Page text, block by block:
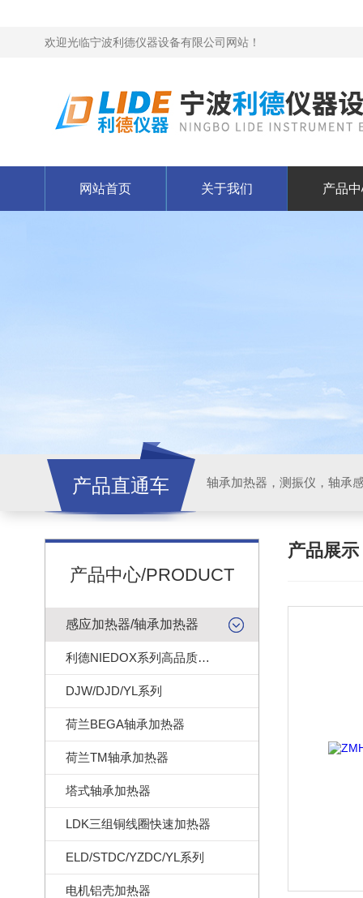
欢迎光临宁波利德仪器设备有限公司网站！
网站首页 关于我们 产品
产品直通车 轴承加热器，测振仪，轴承
产品中心/PRODUCT
感应加热器/轴承加热器
利德NIEDOX系列高品质轴承加热器
DJW/DJD/YL系列
荷兰BEGA轴承加热器
荷兰TM轴承加热器
塔式轴承加热器
LDK三组铜线圈快速加热器
ELD/STDC/YZDC/YL系列
电机铝壳加热器
产品展示